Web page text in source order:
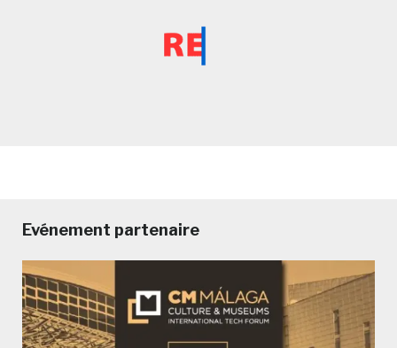
Evénement partenaire